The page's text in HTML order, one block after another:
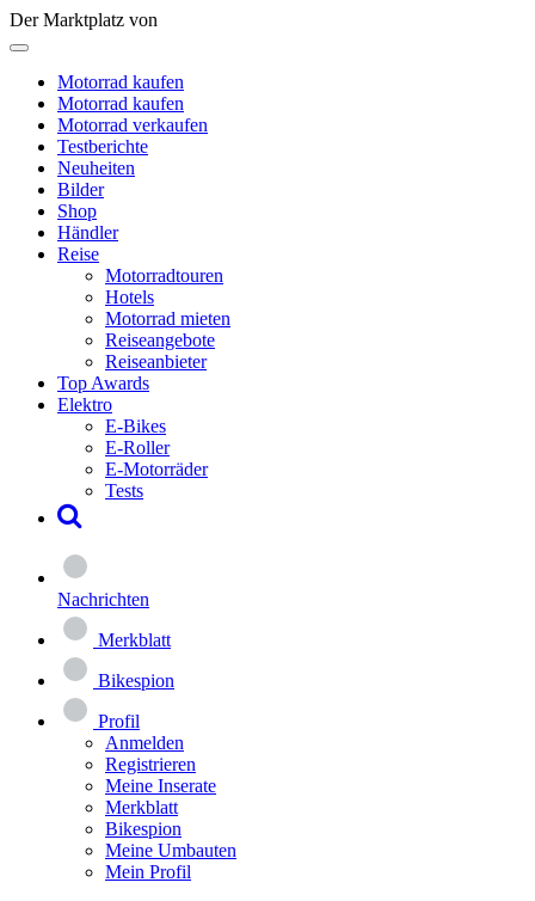
Der Marktplatz von
Motorrad kaufen
Motorrad kaufen
Motorrad verkaufen
Testberichte
Neuheiten
Bilder
Shop
Händler
Reise
Motorradtouren
Hotels
Motorrad mieten
Reiseangebote
Reiseanbieter
Top Awards
Elektro
E-Bikes
E-Roller
E-Motorräder
Tests
Nachrichten
Merkblatt
Bikespion
Profil
Anmelden
Registrieren
Meine Inserate
Merkblatt
Bikespion
Meine Umbauten
Mein Profil